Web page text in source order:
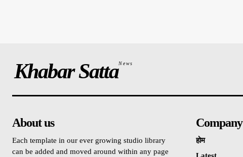
Khabar SattaNews
About us
Each template in our ever growing studio library
can be added and moved around within any page
Company
होम